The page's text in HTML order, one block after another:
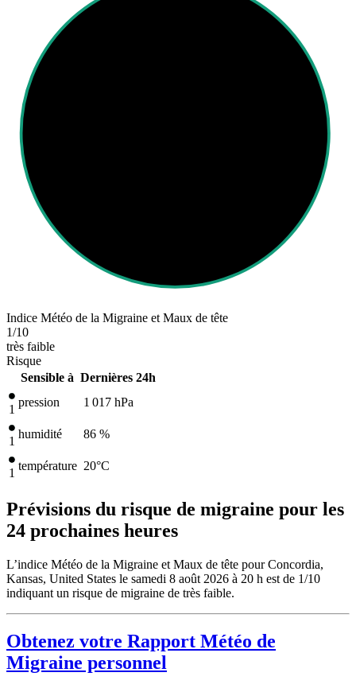
Indice Météo de la Migraine et Maux de tête
1/10
très faible
Risque
Sensible à Dernières 24h
1
pression 1 017 hPa
1
humidité 86 %
1
température 20°C
Prévisions du risque de migraine pour les
24 prochaines heures
L’indice Météo de la Migraine et Maux de tête pour Concordia,
Kansas, United States le samedi 8 août 2026 à 20 h est de 1/10
indiquant un risque de migraine de très faible.
Obtenez votre Rapport Météo de
Migraine personnel